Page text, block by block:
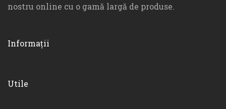
nostru online cu o gamă largă de produse.
Informații
Utile